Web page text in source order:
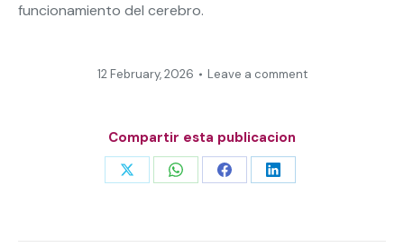
funcionamiento del cerebro.
12 February, 2026 Leave a comment
Compartir esta publicacion
Share Share Share Share